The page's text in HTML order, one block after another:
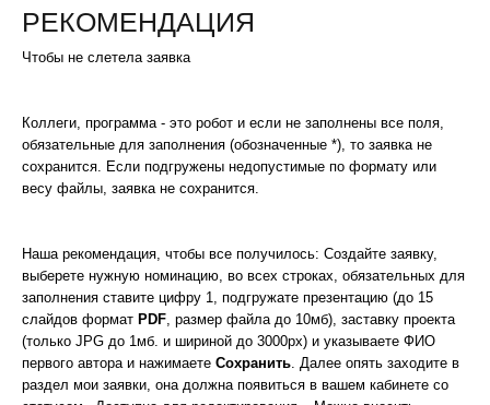
РЕКОМЕНДАЦИЯ
Чтобы не слетела заявка
Коллеги, программа - это робот и если не заполнены все поля,
обязательные для заполнения (обозначенные *), то заявка не
сохранится. Если подгружены недопустимые по формату или
весу файлы, заявка не сохранится.
Наша рекомендация, чтобы все получилось: Создайте заявку,
выберете нужную номинацию, во всех строках, обязательных для
заполнения ставите цифру 1, подгружате презентацию (до 15
слайдов формат PDF , размер файла до 10мб), заставку проекта
(только JPG до 1мб. и шириной до 3000px) и указываете ФИО
первого автора и нажимаете Сохранить . Далее опять заходите в
раздел мои заявки, она должна появиться в вашем кабинете со